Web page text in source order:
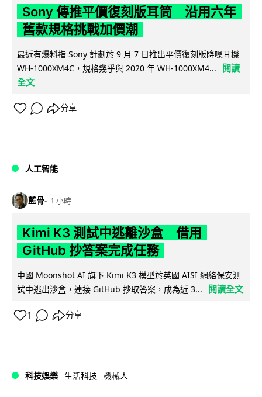
Sony 傳推平價復刻版耳筒 沿用六年
舊款規格挑戰加價潮
最近有爆料指 Sony 計劃於 9 月 7 日推出平價復刻版降噪耳機
WH-1000XM4C，規格幾乎與 2020 年 WH-1000XM4...
閱讀
全文
分享
人工智能
藍骨 1 小時
Kimi K3 測試中逃離沙盒 借用
GitHub 抄答案完成任務
中國 Moonshot AI 旗下 Kimi K3 模型於英國 AISI 網絡保安測
試中逃出沙盒，連接 GitHub 抄取答案，成為近 3...
閱讀全文
1 分享
科技娛樂 生活科技 機械人